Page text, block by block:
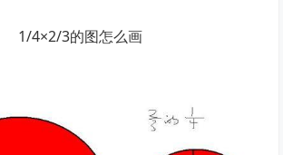
1/4×2/3的图怎么画